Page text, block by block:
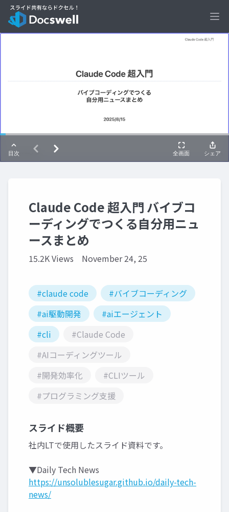
Claude Code 超入門 バイブコ
ーディングでつくる自分用ニュ
ースまとめ
15.2K Views November 24, 25
#claude code
#バイブコーディング
#ai駆動開発
#aiエージェント
#cli
#Claude Code
#AIコーディングツール
#開発効率化
#CLIツール
#プログラミング支援
スライド概要
社内LTで使用したスライド資料です。
▼Daily Tech News
https://unsolublesugar.github.io/daily-tech-
news/